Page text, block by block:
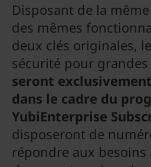
Disposant de la
des mêmes
deux clés originales,
sécurité pour
seront
dans le cadre du
YubiEnterprise
disposeront de
répondre aux